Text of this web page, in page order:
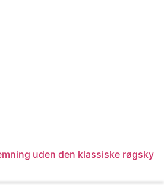
uden den klassiske røgsky